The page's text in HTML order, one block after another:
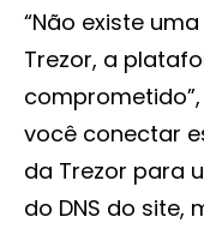
“Não existe
Trezor, a
você conectar
da Trezor para
do DNS do site,